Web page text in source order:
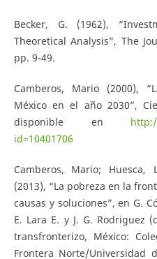
Becker, G. (1962),
Theoretical Analysis”, The
pp. 9-49.
Camberos, Mario (2000),
México en el año 2030”,
disponible en
id=10401706
Camberos, Mario; Huesca,
(2013), “La pobreza en la
causas y soluciones”, en G.
E. Lara E. y J. G. Rodriguez
transfronterizo, México:
Frontera Norte/Universidad